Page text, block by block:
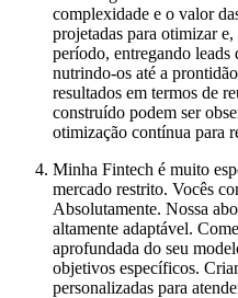
complexidade e o valor
projetadas para otimizar e,
período, entregando
nutrindo-os até a
resultados em termos de
construído podem ser
otimização contínua para
Minha Fintech é muito
mercado restrito. Vocês
Absolutamente. Nossa
altamente adaptável.
aprofundada do seu
objetivos específicos.
personalizadas para